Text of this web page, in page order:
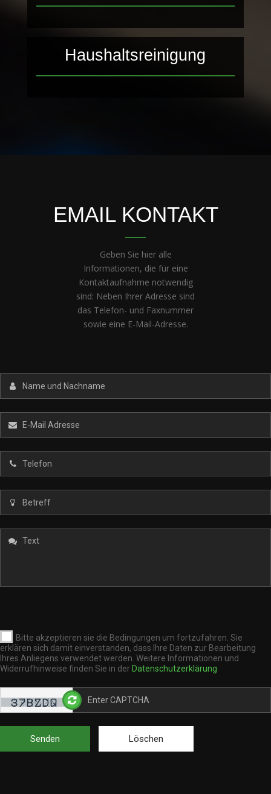
Haushaltsreinigung
EMAIL KONTAKT
Geben Sie hier alle
Informationen, die für eine
Kontaktaufnahme notwendig
sind: Neben Ihrer Adresse sind
das Telefon- und Faxnummer
sowie eine E-Mail-Adresse.
Bitte akzeptieren sie die Bedingungen um fortzufahren. Sie
erklären sich damit einverstanden, dass Ihre Daten zur Bearbeitung
Ihres Anliegens verwendet werden. Weitere Informationen und
Widerrufhinweise finden Sie in der Datenschutzerklärung
Senden Löschen